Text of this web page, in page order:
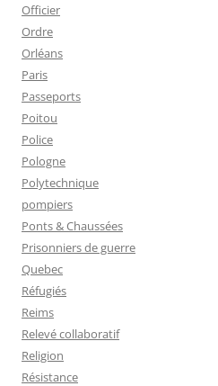
Officier
Ordre
Orléans
Paris
Passeports
Poitou
Police
Pologne
Polytechnique
pompiers
Ponts & Chaussées
Prisonniers de guerre
Quebec
Réfugiés
Reims
Relevé collaboratif
Religion
Résistance